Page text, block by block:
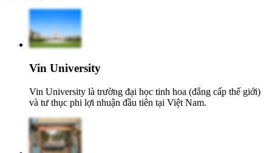
Vin University
Vin University là trường đại học tinh hoa (đẳng cấp thế giới)
và tư thục phi lợi nhuận đầu tiên tại Việt Nam.